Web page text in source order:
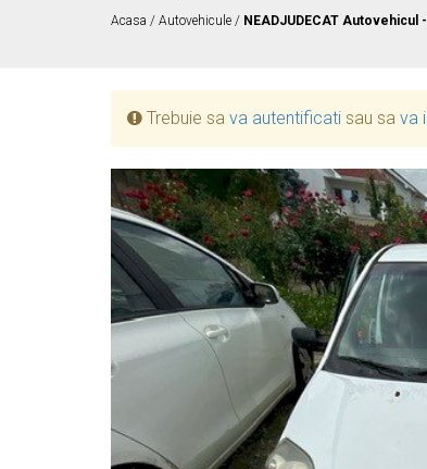
Acasa / Autovehicule / NEADJUDECAT Autovehicul
Trebuie sa va autentificati sau sa va